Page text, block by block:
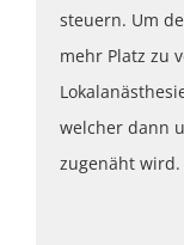
steuern. Um
mehr Platz zu
welcher dann
zugenäht wird.